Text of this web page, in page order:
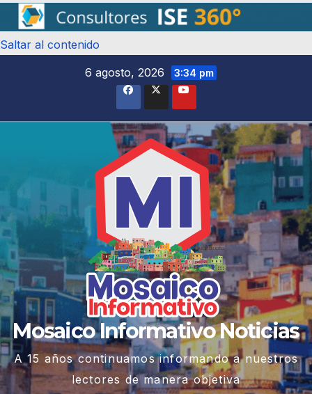
Saltar al contenido
6 agosto, 2026
3:34 pm
Mosaico Informativo Noticias
A 15 años continuamos informando a nuestros
lectores de manera objetiva